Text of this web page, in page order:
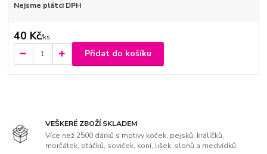
Nejsme plátci DPH
40 Kč/ks
Přidat do košíku
VEŠKERÉ ZBOŽÍ SKLADEM
Více než 2500 dárků s motivy koček, pejsků, králíčků,
morčátek, ptáčků, soviček, koní, lišek, slonů a medvídků.